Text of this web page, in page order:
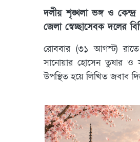
দলীয় শৃঙ্খলা ভঙ্গ ও
জেলা স্বেচ্ছাসেবক দলের
রোববার (৩১ আগস্ট)
সানোয়ার হোসেন তুষার ও
উপস্থিত হয়ে লিখিত জবাব